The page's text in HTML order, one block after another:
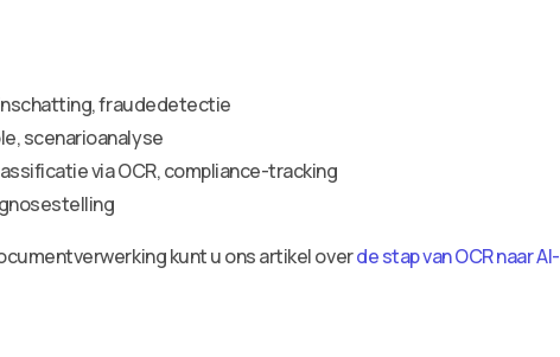
fraudedetectie
scenarioanalyse
via OCR, compliance-tracking
kunt u ons artikel overde stap van OCR naar AI-